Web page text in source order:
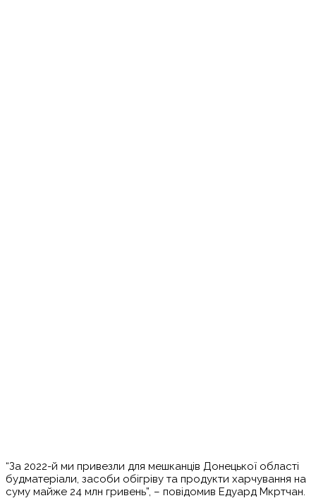
“За 2022-й ми привезли для мешканців Донецької області
будматеріали, засоби обігріву та продукти харчування на
суму майже 24 млн гривень”, – повідомив Едуард Мкртчан.